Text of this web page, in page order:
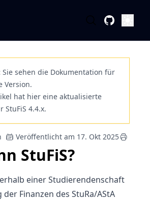
Sie sehen die Dokumentation für
Version.
hat hier eine aktualisierte
StuFiS 4.4.x.
Veröffentlicht am 17. Okt 2025
StuFiS?
einer Studierendenschaft
Finanzen des StuRa/AStA